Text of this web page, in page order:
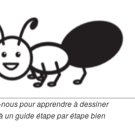
pour apprendre à dessiner
un guide étape par étape bien